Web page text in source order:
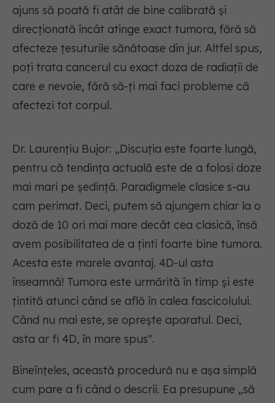
ajuns să poată fi atât de bine calibrată și
direcționată încât atinge exact tumora, fără să
afecteze țesuturile sănătoase din jur. Altfel spus,
poți trata cancerul cu exact doza de radiații de
care e nevoie, fără să-ți mai faci probleme că
afectezi tot corpul.
Dr. Laurențiu Bujor: „Discuția este foarte lungă,
pentru că tendința actuală este de a folosi doze
mai mari pe ședință. Paradigmele clasice s-au
cam perimat. Deci, putem să ajungem chiar la o
doză de 10 ori mai mare decât cea clasică, însă
avem posibilitatea de a ținti foarte bine tumora.
Acesta este marele avantaj. 4D-ul asta
înseamnă! Tumora este urmărită în timp și este
țintită atunci când se află în calea fascicolului.
Când nu mai este, se oprește aparatul. Deci,
asta ar fi 4D, în mare spus".
Bineînțeles, această procedură nu e așa simplă
cum pare a fi când o descrii. Ea presupune „să